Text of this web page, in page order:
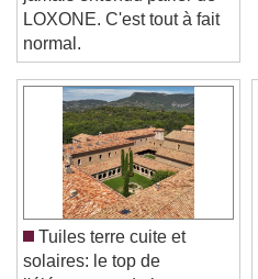
Video Player is loading.
Play Video
Play
Skip Backward
Unmute
Current Time0:00
/
jamais entendu parler de
LOXONE. C'est tout à fait
normal.
Tuiles terre cuite et